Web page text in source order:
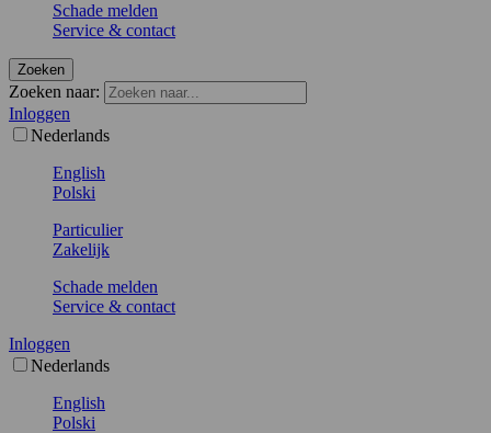
Schade melden
Service & contact
Zoeken
Zoeken naar:
Inloggen
Nederlands
English
Polski
Particulier
Zakelijk
Schade melden
Service & contact
Inloggen
Nederlands
English
Polski